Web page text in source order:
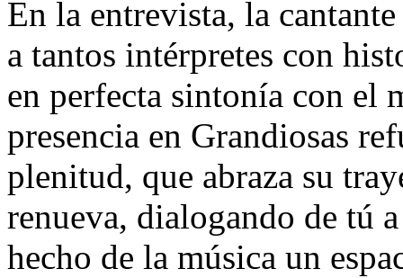
En la entrevista, la
a tantos intérpretes con
en perfecta sintonía con el
presencia en Grandiosas
plenitud, que abraza su
renueva, dialogando de tú
hecho de la música un